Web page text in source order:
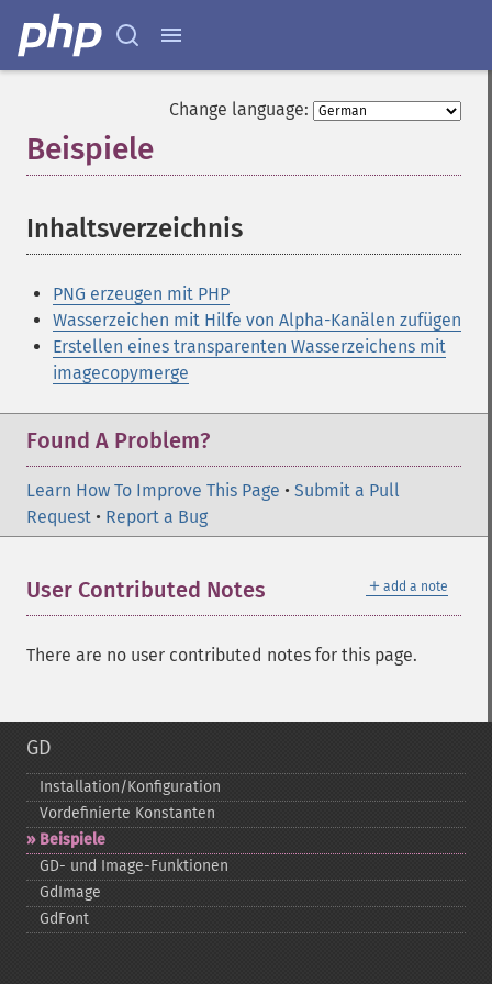
Change language:
Beispiele
Inhaltsverzeichnis
PNG erzeugen mit PHP
Wasserzeichen mit Hilfe von Alpha-Kanälen zufügen
Erstellen eines transparenten Wasserzeichens mit
imagecopymerge
Found A Problem?
Learn How To Improve This Page • Submit a Pull
Request • Report a Bug
＋ add a note
User Contributed Notes
There are no user contributed notes for this page.
GD
Installation/Konfiguration
Vordefinierte Konstanten
Beispiele
GD-​ und Image-​Funktionen
GdImage
GdFont